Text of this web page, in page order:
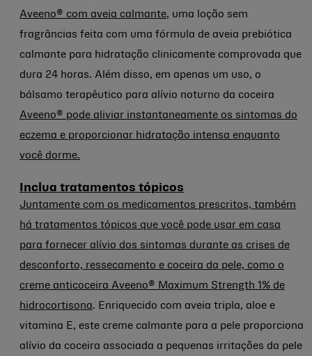
Aveeno® com aveia calmante, uma loção sem
fragrâncias feita com uma fórmula de aveia prebiótica
calmante para hidratação clinicamente comprovada que
dura 24 horas. Além disso, em apenas um uso, o
bálsamo terapêutico para alívio noturno da coceira
Aveeno® pode aliviar instantaneamente os sintomas do
eczema e proporcionar hidratação intensa enquanto
você dorme.
Inclua tratamentos tópicos
Juntamente com os medicamentos prescritos, também
há tratamentos tópicos que você pode usar em casa
para fornecer alívio dos sintomas durante as crises de
desconforto, ressecamento e coceira da pele, como o
creme anticoceira Aveeno® Maximum Strength 1% de
hidrocortisona. Enriquecido com aveia tripla, aloe e
vitamina E, este creme calmante para a pele proporciona
alívio da coceira associada a pequenas irritações da pele